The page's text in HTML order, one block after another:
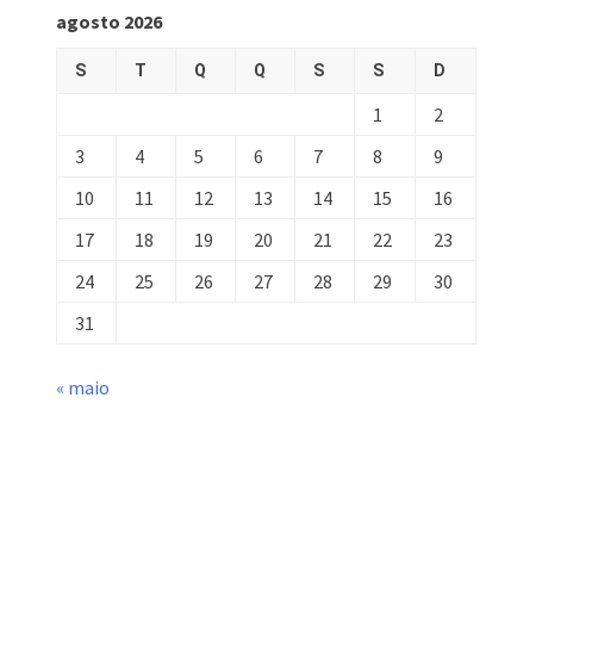
agosto 2026
S T Q Q S S D
1
2
3
4 5 6 7 8
9
10
11 12 13 14 15
16
17
18 19 20 21 22
23
24
25 26 27 28 29
30
31
« maio